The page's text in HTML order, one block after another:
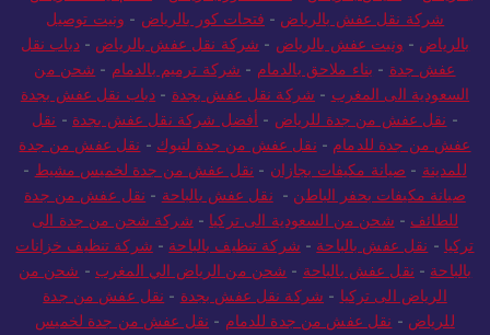
شركة نقل عفش بالرياض - فتحات كور بالرياض - ونيت توصيل
بالرياض - ونيت عفش بالرياض - شركة نقل عفش بالرياض -دباب نقل
عفش جدة - بناء ملاحق بالدمام - شركة ترميم بالدمام - شحن من
السعودية الى المغرب - شركة نقل عفش بجدة - دباب نقل عفش بجدة
- نقل عفش من جدة للرياض - أفضل شركة نقل عفش بجدة - نقل
عفش من جدة للدمام - نقل عفش من جدة لتبوك - نقل عفش من جدة
للمدينة - صيانة مكيفات بجازان - نقل عفش من جدة لخميس مشيط -
صيانة مكيفات بحفر الباطن - نقل عفش بالباحة - نقل عفش من جدة
للطائف - شحن من السعودية الى تركيا - شركة شحن من جدة الى
تركيا - نقل عفش بالباحة - شركة تنظيف بالباحة - شركة تنظيف خزانات
بالباحة - نقل عفش بالباحة - شحن من الرياض الي المغرب - شحن من
الرياض الى تركيا - شركة نقل عفش بجدة - نقل عفش من جدة
للرياض - نقل عفش من جدة للدمام - نقل عفش من جدة لخميس